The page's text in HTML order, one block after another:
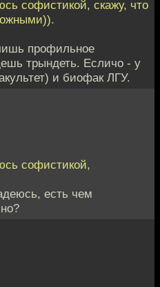
софистикой, скажу, что
профильное
трындеть. Есличо - у
и биофак ЛГУ.
софистикой,
есть чем